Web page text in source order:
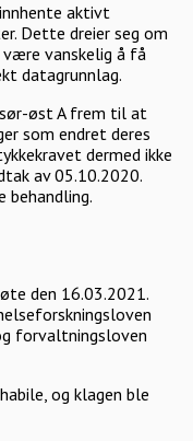
aktivt
Dette dreier seg om
vanskelig å få
datagrunnlag.
øst A frem til at
som endret deres
dermed ikke
av 05.10.2020.
behandling.
den 16.03.2021.
forvaltningsloven
og klagen ble